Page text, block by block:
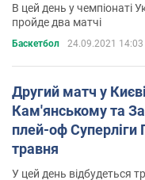
В цей день у чемпіонаті
пройде два матчі
Баскетбол 24.09.2021 14:03
Другий матч у
Кам'янському та
плей-оф Суперліги
травня
У цей день відбудеться